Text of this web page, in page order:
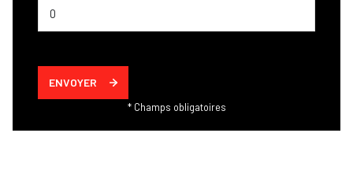
ENVOYER
* Champs obligatoires